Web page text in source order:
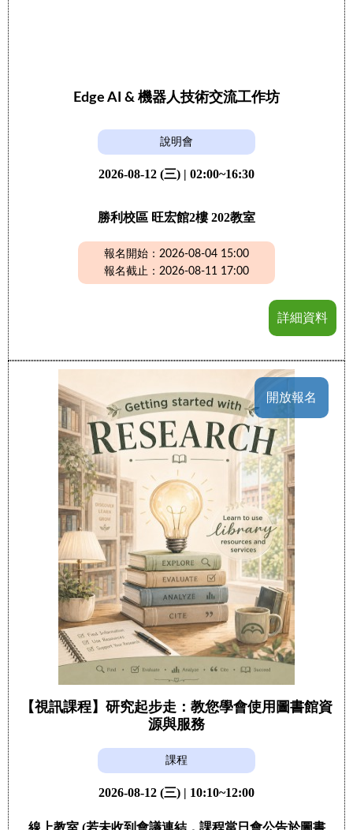
Edge AI & 機器人技術交流工作坊
說明會
2026-08-12 (三) | 02:00~16:30
勝利校區 旺宏館2樓 202教室
報名開始：2026-08-04 15:00
報名截止：2026-08-11 17:00
詳細資料
開放報名
【視訊課程】研究起步走：教您學會使用圖書館資
源與服務
課程
2026-08-12 (三) | 10:10~12:00
線上教室 (若未收到會議連結，課程當日會公告於圖書